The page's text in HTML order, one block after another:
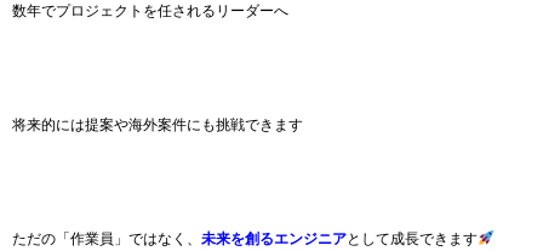
数年でプロジェクトを任されるリーダーへ
将来的には提案や海外案件にも挑戦できます
ただの「作業員」ではなく、 未来を創るエンジニアとして成長できます